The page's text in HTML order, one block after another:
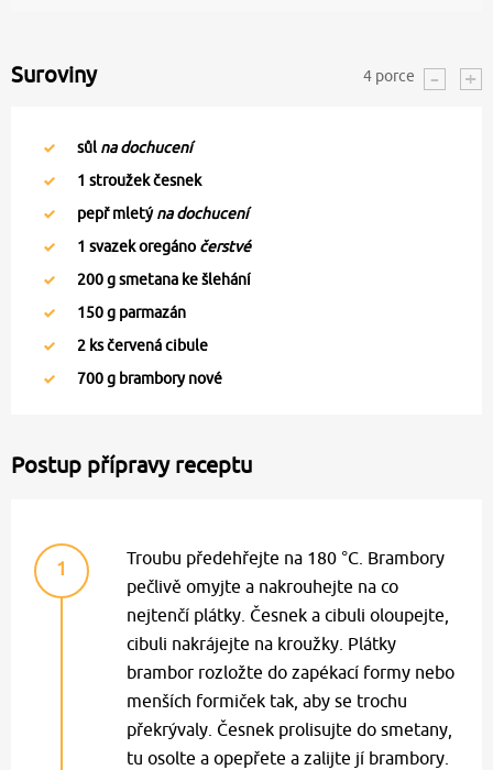
Suroviny 4 porce
sůl na dochucení
1 stroužek česnek
pepř mletýna dochucení
1 svazek oregáno čerstvé
200g smetana ke šlehání
150g parmazán
2 ks červená cibule
700g brambory nové
Postup přípravy receptu
1
Troubu předehřejte na 180 °C. Brambory
pečlivě omyjte a nakrouhejte na co
nejtenčí plátky. Česnek a cibuli oloupejte,
cibuli nakrájejte na kroužky. Plátky
brambor rozložte do zapékací formy nebo
menších formiček tak, aby se trochu
překrývaly. Česnek prolisujte do smetany,
tu osolte a opepřete a zalijte jí brambory.